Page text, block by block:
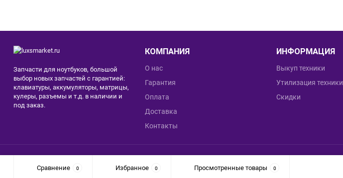
Запчасти для ноутбуков, большой
выбор новых запчастей с гарантией:
клавиатуры, аккумуляторы, матрицы,
кулеры, разъемы и т.д. в наличии и
под заказ.
КОМПАНИЯ
О нас
Гарантия
Оплата
Доставка
Контакты
ИНФОРМАЦИЯ
Выкуп техники
Утилизация техники
Скидки
© 2026 LUXSMARKET
Сравнение 0 Избранное 0 Просмотренные товары 0